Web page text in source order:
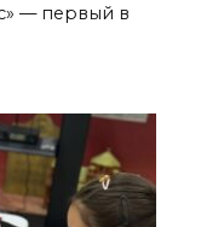
— первый в